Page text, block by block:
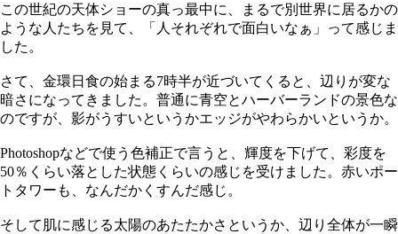
この世紀の天体ショーの真っ最中に、まるで別世界に居るかの
ような人たちを見て、「人それぞれで面白いなぁ」って感じま
した。
さて、金環日食の始まる7時半が近づいてくると、辺りが変な
暗さになってきました。普通に青空とハーバーランドの景色な
のですが、影がうすいというかエッジがやわらかいというか。
Photoshopなどで使う色補正で言うと、輝度を下げて、彩度を
50％くらい落とした状態くらいの感じを受けました。赤いポー
トタワーも、なんだかくすんだ感じ。
そして肌に感じる太陽のあたたかさというか、辺り全体が一瞬